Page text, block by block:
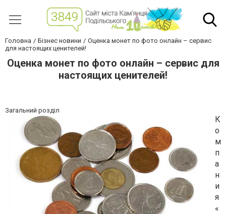
Головна Бізнес новини
Оценка монет по фото онлайн – сервис
для настоящих ценителей!
Оценка монет по фото онлайн – сервис для
настоящих ценителей!
Загальний розділ
К
о
м
п
а
н
и
я
«